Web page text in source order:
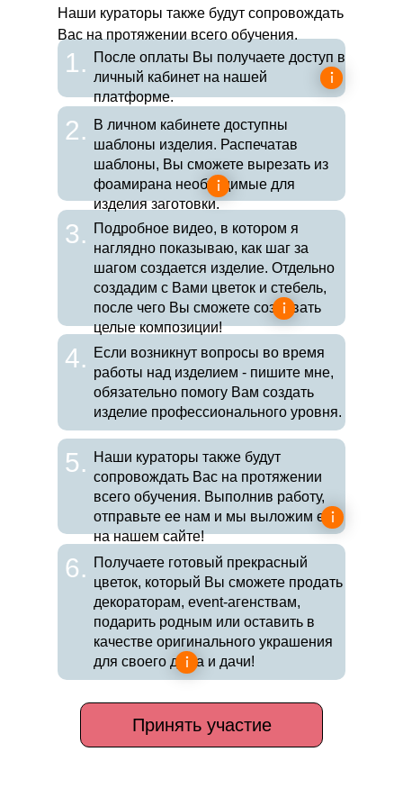
Наши кураторы также будут сопровождать
Вас на протяжении всего обучения.
1.
После оплаты Вы получаете доступ в
личный кабинет на нашей
платформе.
2.
В личном кабинете доступны
шаблоны изделия. Распечатав
шаблоны, Вы сможете вырезать из
фоамирана необходимые для
изделия заготовки.
3.
Подробное видео, в котором я
наглядно показываю, как шаг за
шагом создается изделие. Отдельно
создадим с Вами цветок и стебель,
после чего Вы сможете создавать
целые композиции!
4.
Если возникнут вопросы во время
работы над изделием - пишите мне,
обязательно помогу Вам создать
изделие профессионального уровня.
5.
Наши кураторы также будут
сопровождать Вас на протяжении
всего обучения. Выполнив работу,
отправьте ее нам и мы выложим ее
на нашем сайте!
6.
Получаете готовый прекрасный
цветок, который Вы сможете продать
декораторам, event-агенствам,
подарить родным или оставить в
качестве оригинального украшения
для своего дома и дачи!
Принять участие